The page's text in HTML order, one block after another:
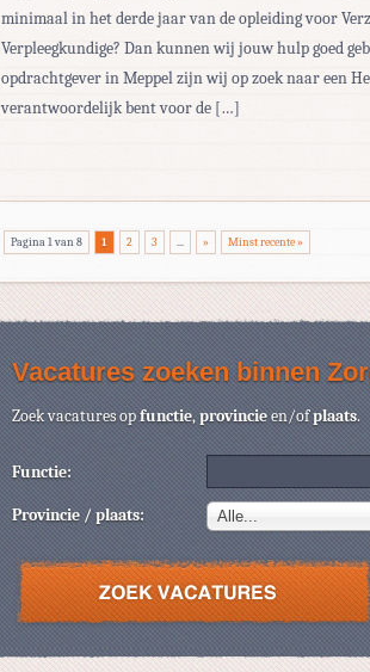
minimaal in het derde jaar van de opleiding voor
Verpleegkundige? Dan kunnen wij jouw hulp goed
opdrachtgever in Meppel zijn wij op zoek naar een
verantwoordelijk bent voor de […]
Pagina 1 van 8 1 2 3 ... » Minst recente »
Vacatures zoeken binnen
Zoek vacatures opfunctie,provincieen/ofplaats.
Functie:
Provincie / plaats: Alle...